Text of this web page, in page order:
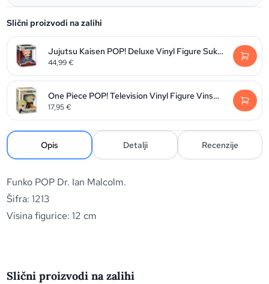
Slični proizvodi na zalihi
Jujutsu Kaisen POP! Deluxe Vinyl Figure Sukuna 9 cm
44,99€
One Piece POP! Television Vinyl Figure Vinsmoke Sanji 9 cm
17,95€
Opis Detalji Recenzije
Funko POP Dr. Ian Malcolm.
Šifra: 1213
Visina figurice: 12 cm
Slični proizvodi na zalihi